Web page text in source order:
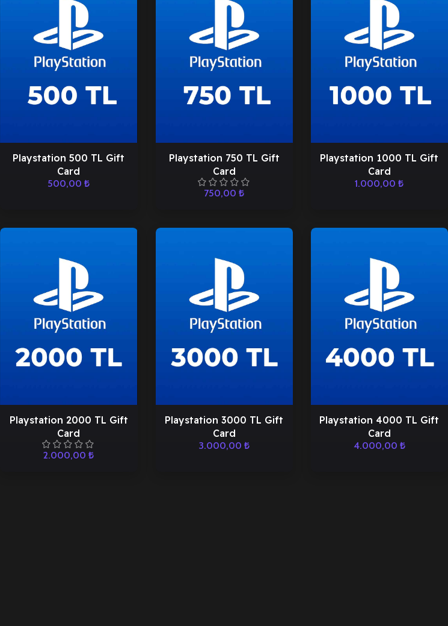
Playstation 500 TL Gift
Card
500,00₺
Playstation 750 TL Gift
Card
750,00₺
Playstation 1000 TL Gift
Card
1.000,00₺
Playstation 2000 TL Gift
Card
2.000,00₺
Playstation 3000 TL Gift
Card
3.000,00₺
Playstation 4000 TL Gift
Card
4.000,00 ₺